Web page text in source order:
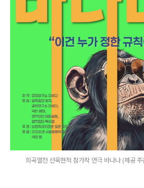
희곡열전 선욱현적 참가작 연극 바나나 (제공